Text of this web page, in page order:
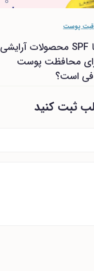
پوست
آیا SPF محصولات آرایشی
محافظت پوست
است؟
ثبت کنید